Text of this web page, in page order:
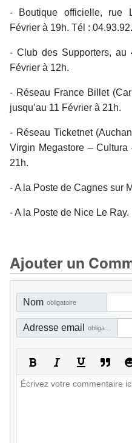
- Boutique officielle, rue
Février à 19h. Tél :
- Club des Supporters, au
Février à 12h.
- Réseau France Billet
jusqu’au 11 Février à 21h.
- Réseau Ticketnet
Virgin Megastore – Cultura
21h.
- A la Poste de Cagnes sur
- A la Poste de Nice Le Ray.
Ajouter un
Nom obligatoire
Adresse email